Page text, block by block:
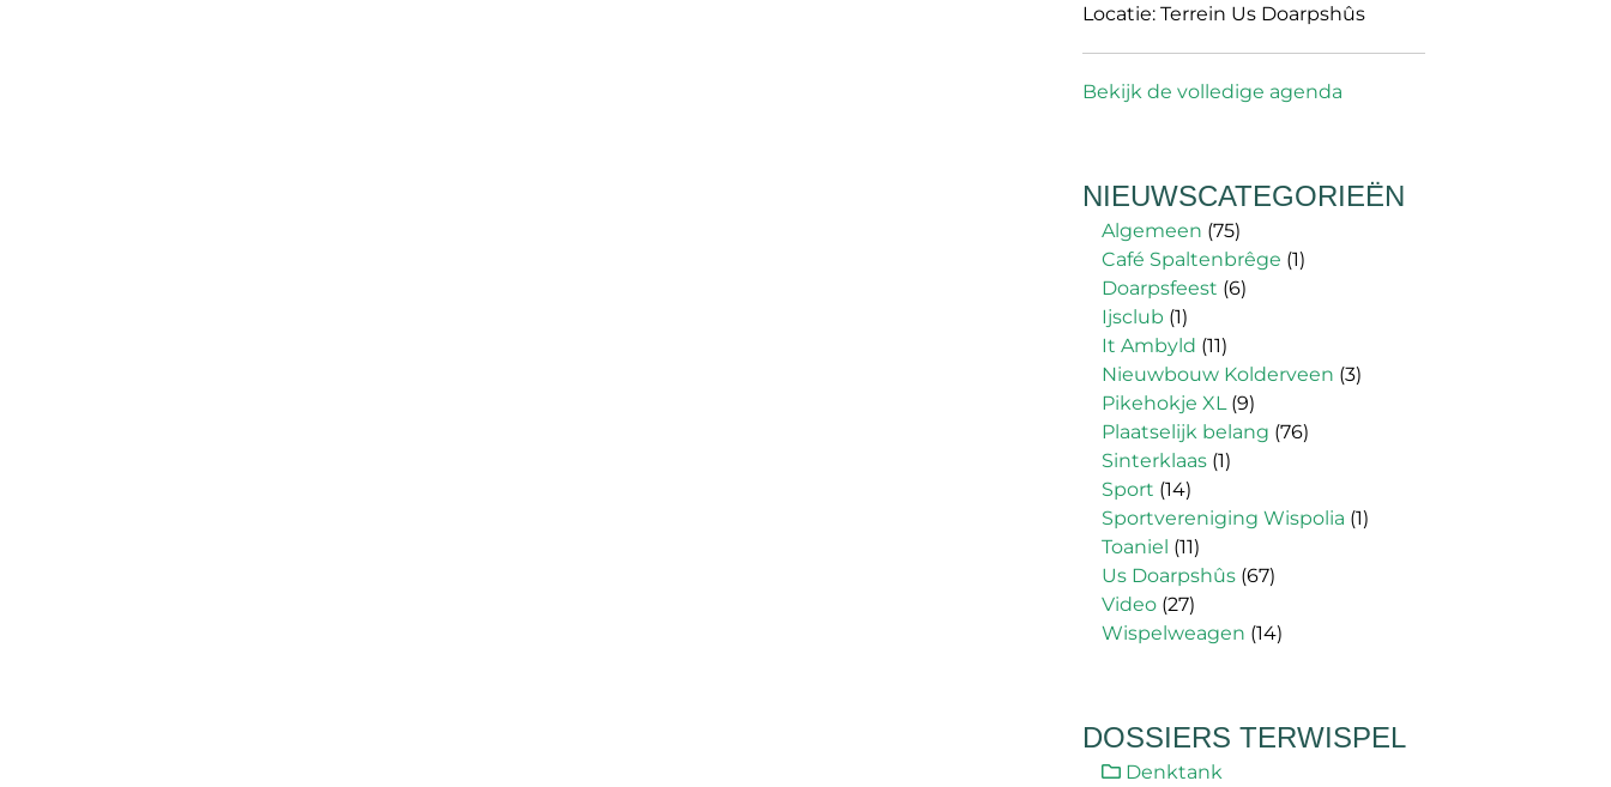
Locatie: Terrein Us Doarpshûs
Bekijk de volledige agenda
NIEUWSCATEGORIEËN
Algemeen (75)
Café Spaltenbrêge (1)
Doarpsfeest (6)
Ijsclub (1)
It Ambyld (11)
Nieuwbouw Kolderveen (3)
Pikehokje XL(9)
Plaatselijk belang (76)
Sinterklaas (1)
Sport (14)
Sportvereniging Wispolia (1)
Toaniel (11)
Us Doarpshûs (67)
Video (27)
Wispelweagen (14)
DOSSIERS TERWISPEL
Denktank